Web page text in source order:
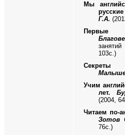
Мы
Г.А.
Первые
103с.)
Секреты
Учим
лет.
(2004,
Читаем по-
Зотов
76с.)